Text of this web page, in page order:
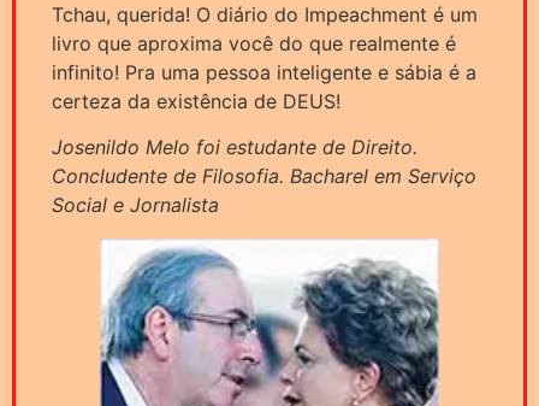
Tchau, querida! O diário do Impeachment é um
livro que aproxima você do que realmente é
infinito! Pra uma pessoa inteligente e sábia é a
certeza da existência de DEUS!
Josenildo Melo foi estudante de Direito.
Concludente de Filosofia. Bacharel em Serviço
Social e Jornalista